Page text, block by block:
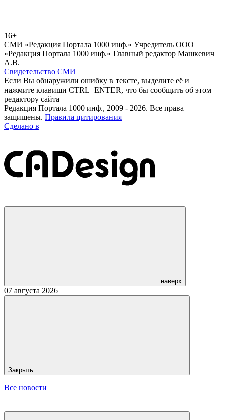
16+
СМИ «Редакция Портала 1000 инф.» Учредитель ООО
«Редакция Портала 1000 инф.» Главный редактор Машкевич
А.В.
Свидетельство СМИ
Если Вы обнаружили ошибку в тексте, выделите её и
нажмите клавиши CTRL+ENTER, что бы сообщить об этом
редактору сайта
Редакция Портала 1000 инф., 2009 - 2026. Все права
защищены. Правила цитирования
Сделано в
наверх
07 августа 2026
Закрыть
Все новости